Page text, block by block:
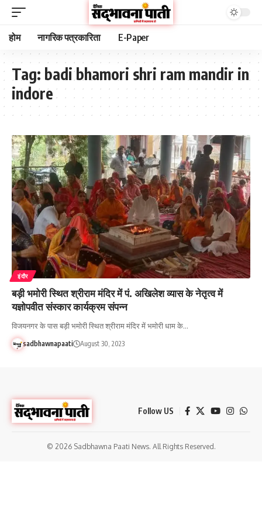
होम नागरिक पत्रकारिता E-Paper
Tag: badi bhamori shri ram mandir in
indore
इंदौर
बड़ी भमोरी स्थित श्रीराम मंदिर में पं. अखिलेश व्यास के नेतृत्व में
यज्ञोपवीत संस्कार कार्यक्रम संपन्न
विजयनगर के पास बड़ी भमोरी स्थित श्रीराम मंदिर में भमोरी धाम के…
sadbhawnapaati August 30, 2023
Follow US
© 2026 Sadbhawna Paati News. All Rights Reserved.